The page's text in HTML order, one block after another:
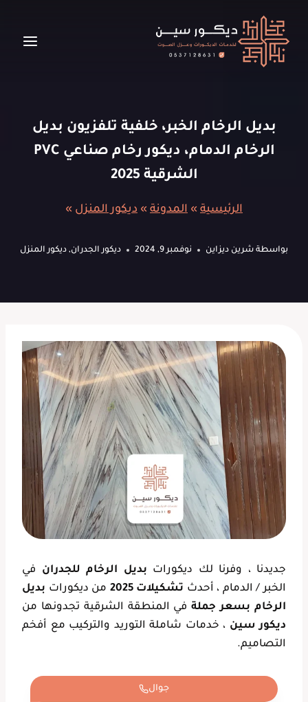
المحتوى
بديل الرخام الخبر، خلفية تلفزيون بديل
الرخام الدمام، ديكور رخام صناعي PVC
الشرقية 2025
الرئيسية » المدونة » ديكور المنزل »
بواسطة شرين ديزاين نوفمبر 9, 2024 ديكور الجدران,ديكور المنزل
جديدنا ، وفرنا لك ديكورات بديل الرخام للجدران في
الخبر / الدمام ، أحدث تشكيلات 2025 من ديكورات بديل
الرخام بسعر جملةفي المنطقة الشرقية تجدونها من
ديكور سين ، خدمات شاملة التوريد والتركيب مع أفخم
التصاميم.
جوال